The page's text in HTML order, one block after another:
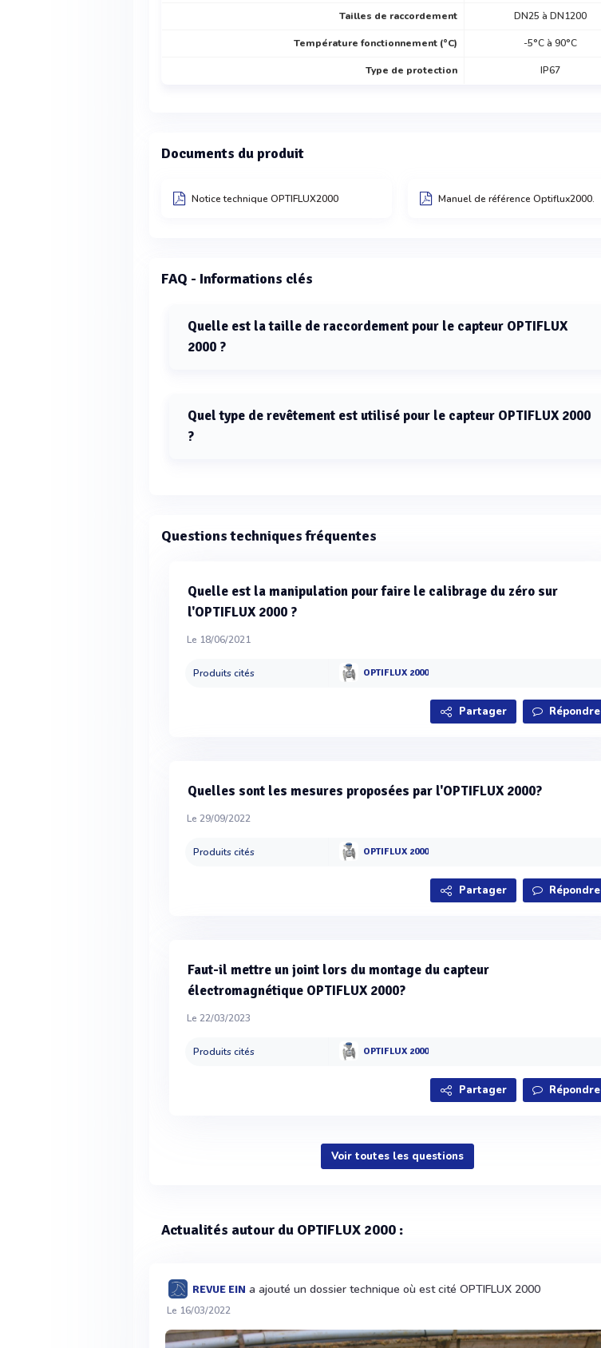
Tailles de raccordement DN25 à DN1200
Température fonctionnement (°C) -5°C à 90°C
Type de protection IP67
Documents du produit
Notice technique OPTIFLUX2000 Manuel de référence Optiflux2000.
FAQ - Informations clés
Quelle est la taille de raccordement pour le capteur OPTIFLUX
2000 ?
Quel type de revêtement est utilisé pour le capteur OPTIFLUX 2000
?
Questions techniques fréquentes
Quelle est la manipulation pour faire le calibrage du zéro sur
l'OPTIFLUX 2000 ?
Le 18/06/2021
Produits cités OPTIFLUX 2000
Partager Répondre
Quelles sont les mesures proposées par l'OPTIFLUX 2000?
Le 29/09/2022
Produits cités OPTIFLUX 2000
Partager Répondre
Faut-il mettre un joint lors du montage du capteur
électromagnétique OPTIFLUX 2000?
Le 22/03/2023
Produits cités OPTIFLUX 2000
Partager Répondre
Voir toutes les questions
Actualités autour du OPTIFLUX 2000 :
REVUE EIN a ajouté un dossier technique où est cité OPTIFLUX 2000
Le 16/03/2022